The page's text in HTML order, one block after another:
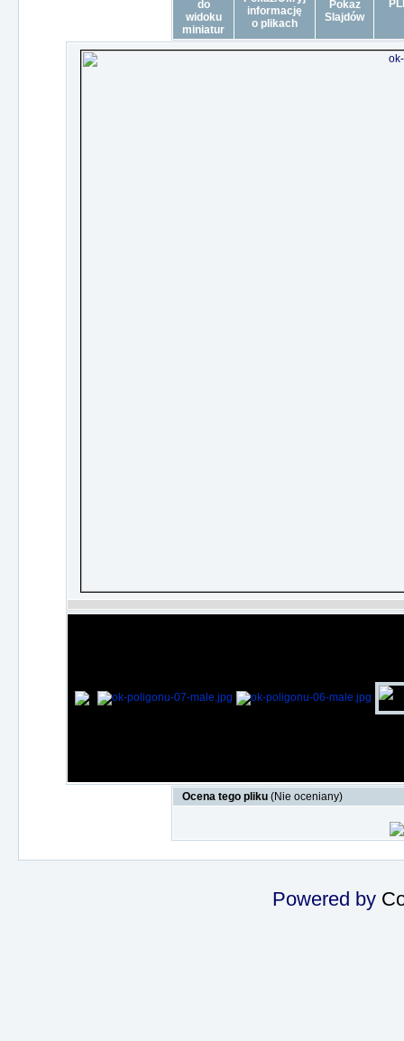
Ocena tego pliku (Nie oceniany)
Powered by